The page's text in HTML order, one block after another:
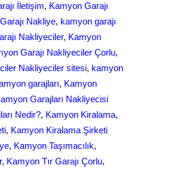
İletişim, Kamyon Garajı
Nakliye, kamyon garajı
Nakliyeciler, Kamyon
Garajı Nakliyeciler Çorlu
Nakliyeciler sitesi, kamyon
garajları, Kamyon
Garajları Nakliyecisi
Nedir?, Kamyon Kiralama
, Kamyon Kiralama Şirketi
, Kamyon Taşımacılık
, Kamyon Tır Garajı Çorlu